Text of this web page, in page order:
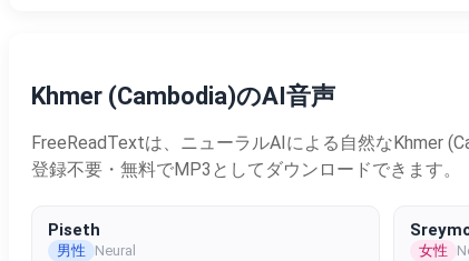
Khmer (Cambodia)のAI音声
FreeReadTextは、ニューラルAIによる自然なKhmer
登録不要・無料でMP3としてダウンロードできます。
Piseth
男性 Neural 女性